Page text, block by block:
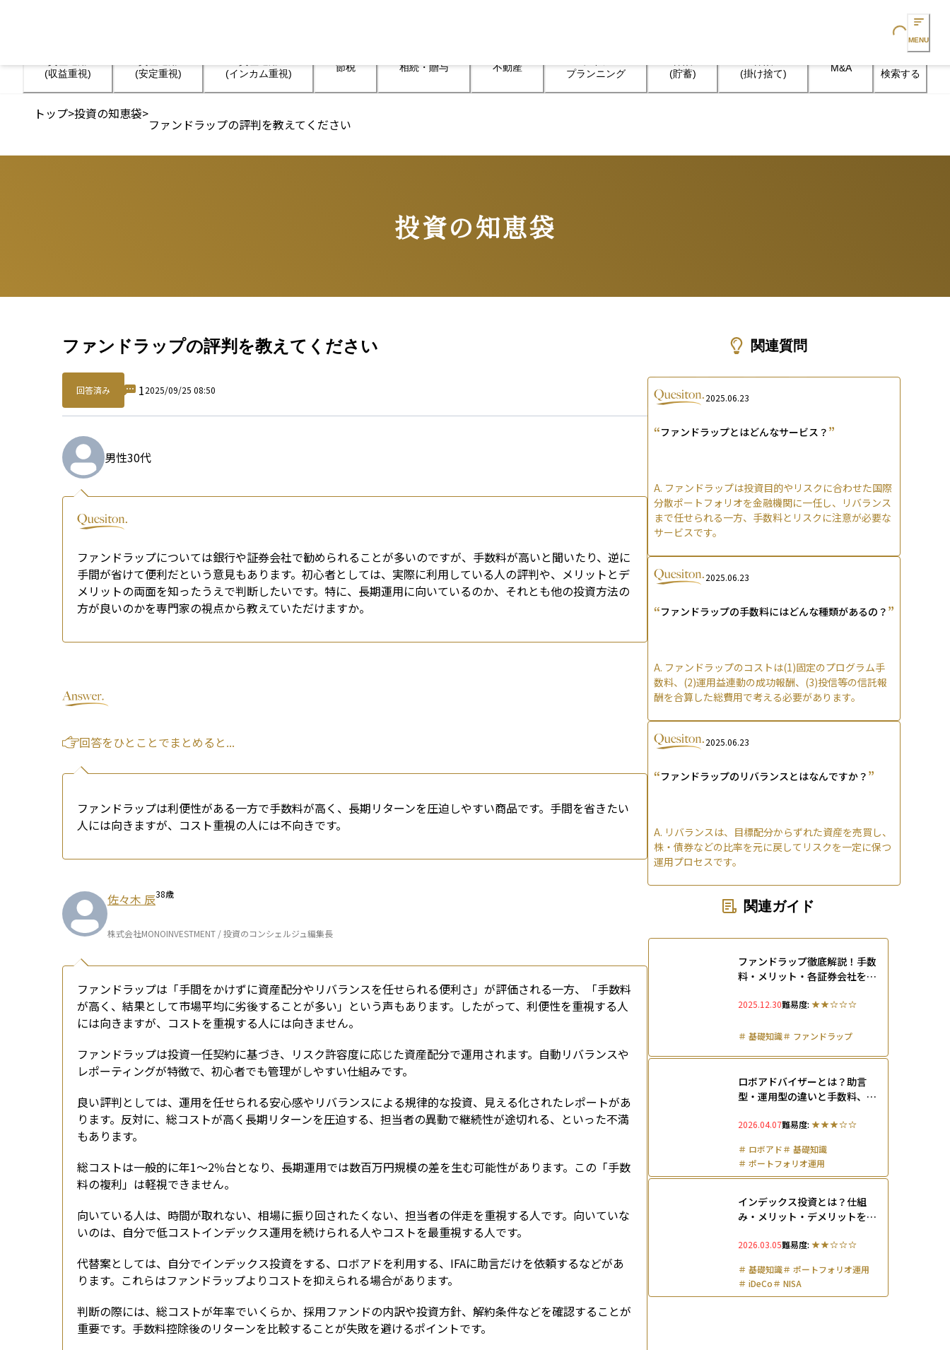
Loading...MENU
(収益重視)
(安定重視)
(インカム重視)
節税 相続・贈与 不動産
プランニング
(貯蓄)
(掛け捨て)
M&A 検索する
トップ>投資の知恵袋>
ファンドラップの評判を教えてください
投資の知恵袋
Questions
ファンドラップの評判を教えてください
回答済み 12025/09/25 08:50
男性30代
ファンドラップについては銀行や証券会社で勧められることが多いのですが、手数料が高いと聞いたり、逆に
手間が省けて便利だという意見もあります。初心者としては、実際に利用している人の評判や、メリットとデ
メリットの両面を知ったうえで判断したいです。特に、長期運用に向いているのか、それとも他の投資方法の
方が良いのかを専門家の視点から教えていただけますか。
回答をひとことでまとめると...
ファンドラップは利便性がある一方で手数料が高く、長期リターンを圧迫しやすい商品です。手間を省きたい
人には向きますが、コスト重視の人には不向きです。
佐々木 辰38歳
株式会社MONOINVESTMENT / 投資のコンシェルジュ編集長
ファンドラップは「手間をかけずに資産配分やリバランスを任せられる便利さ」が評価される一方、「手数料
が高く、結果として市場平均に劣後することが多い」という声もあります。したがって、利便性を重視する人
には向きますが、コストを重視する人には向きません。
ファンドラップは投資一任契約に基づき、リスク許容度に応じた資産配分で運用されます。自動リバランスや
レポーティングが特徴で、初心者でも管理がしやすい仕組みです。
良い評判としては、運用を任せられる安心感やリバランスによる規律的な投資、見える化されたレポートがあ
ります。反対に、総コストが高く長期リターンを圧迫する、担当者の異動で継続性が途切れる、といった不満
もあります。
総コストは一般的に年1〜2％台となり、長期運用では数百万円規模の差を生む可能性があります。この「手数
料の複利」は軽視できません。
向いている人は、時間が取れない、相場に振り回されたくない、担当者の伴走を重視する人です。向いていな
いのは、自分で低コストインデックス運用を続けられる人やコストを最重視する人です。
代替案としては、自分でインデックス投資をする、ロボアドを利用する、IFAに助言だけを依頼するなどがあ
ります。これらはファンドラップよりコストを抑えられる場合があります。
判断の際には、総コストが年率でいくらか、採用ファンドの内訳や投資方針、解約条件などを確認することが
重要です。手数料控除後のリターンを比較することが失敗を避けるポイントです。
関連質問
2025.06.23
“ファンドラップとはどんなサービス？ ”
A. ファンドラップは投資目的やリスクに合わせた国際
分散ポートフォリオを金融機関に一任し、リバランス
まで任せられる一方、手数料とリスクに注意が必要な
サービスです。
2025.06.23
“ファンドラップの手数料にはどんな種類があるの？ ”
A. ファンドラップのコストは(1)固定のプログラム手
数料、(2)運用益連動の成功報酬、(3)投信等の信託報
酬を合算した総費用で考える必要があります。
2025.06.23
“ファンドラップのリバランスとはなんですか？ ”
A. リバランスは、目標配分からずれた資産を売買し、
株・債券などの比率を元に戻してリスクを一定に保つ
運用プロセスです。
関連ガイド
ファンドラップ徹底解説！手数
料・メリット・各証券会社を初
2025.12.30難易度:
＃基礎知識＃ ファンドラップ
ロボアドバイザーとは？助言
型・運用型の違いと手数料、お
説
2026.04.07難易度:
＃ ロボアド＃基礎知識
＃ポートフォリオ運用
インデックス投資とは？仕組
み・メリット・デメリットをわ
2026.03.05難易度:
＃基礎知識＃ポートフォリオ運用
＃iDeCo＃NISA